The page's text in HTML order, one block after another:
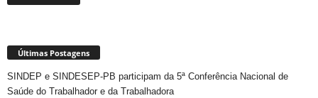
Últimas Postagens
SINDEP e SINDESEP-PB participam da 5ª Conferência Nacional de
Saúde do Trabalhador e da Trabalhadora